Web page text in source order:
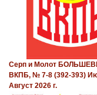
Серп и Молот
ВКПБ, № 7-8 (392-393)
Август 2026 г.